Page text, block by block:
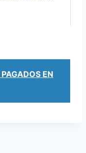
EN